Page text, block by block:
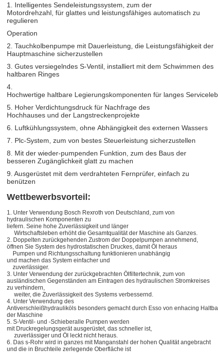
1. Intelligentes Sendeleistungssystem, zum der
Motordrehzahl, für glattes und leistungsfähiges automatisch zu
regulieren
Operation
2. Tauchkolbenpumpe mit Dauerleistung, die Leistungsfähigkeit der
Hauptmaschine sicherzustellen
3. Gutes versiegelndes S-Ventil, installiert mit dem Schwimmen des
haltbaren Ringes
4.
Hochwertige haltbare Legierungskomponenten für langes
5. Hoher Verdichtungsdruck für Nachfrage des
Hochhauses und der Langstreckenprojekte
6. Luftkühlungssystem, ohne Abhängigkeit des externen Wassers
7. Plc-System, zum von bestes Steuerleistung sicherzustellen
8. Mit der wieder-pumpenden Funktion, zum des Baus der
besseren Zugänglichkeit glatt zu machen
9. Ausgerüstet mit dem verdrahteten Fernprüfer, einfach zu
benützen
Wettbewerbsvorteil:
1. Unter Verwendung Bosch Rexroth von Deutschland, zum von
hydraulischen Komponenten zu
liefern. Seine hohe Zuverlässigkeit und länger
Wirtschaftsleben erhöht die Gesamtqualität der Maschine als Ganzes.
2. Doppelten zurückgehenden Zustrom der Doppelpumpen annehmend,
öffnen Sie System des hydrostatischen Druckes, damit Öl heraus
Pumpen und Richtungsschaltung funktionieren unabhängig
und machen das System einfacher und
zuverlässiger.
3. Unter Verwendung der zurückgebrachten Ölfiltertechnik, zum von
ausländischen Gegenständen am Eintragen des hydraulischen Stromkreises
zu verhindern,
weiter, die Zuverlässigkeit des Systems verbessernd.
4. Unter Verwendung des
Antiverschleißhydrauliköls besonders gemacht durch Esso von enhacing
der Maschine
5. S-Ventil- und -Schieberalle Pumpen werden
mit Druckregelungsgerät ausgerüstet, das schneller ist,
zuverlässiger und Öl leckt nicht heraus.
6. Das s-Rohr wird in ganzes mit Manganstahl der hohen Qualität angebracht
und die in Bruchteile zerlegende Oberfläche ist